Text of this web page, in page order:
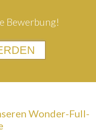
Bewerbung!
Wonder-Full-